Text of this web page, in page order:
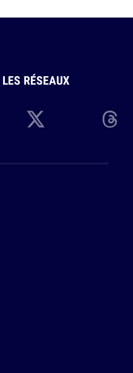
LES RÉSEAUX